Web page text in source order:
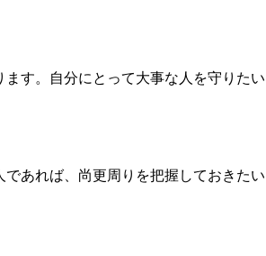
す。自分にとって大事な人を守りたい
であれば、尚更周りを把握しておきたい